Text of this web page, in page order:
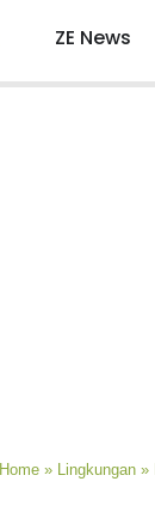
ZE News
Home » Lingkungan »